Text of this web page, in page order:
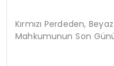
Kırmızı Perdeden,
Mahkumunun Son